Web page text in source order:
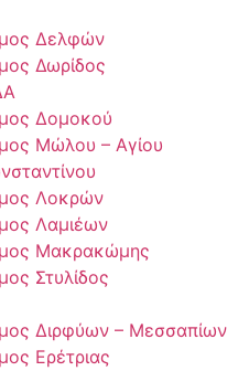
Δελφών
Δωρίδος
Δομοκού
Μώλου – Αγίου
Λοκρών
Λαμιέων
Μακρακώμης
Στυλίδος
Διρφύων – Μεσσαπίων
Ερέτριας